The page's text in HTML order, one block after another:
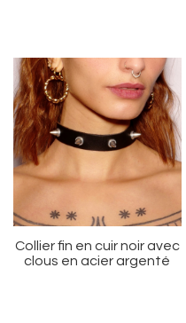
à
Collier fin en cuir noir avec
clous en acier argenté